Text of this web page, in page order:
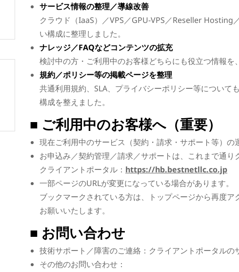
サービス情報の整理／導線改善
クラウド（IaaS）／VPS／GPU-VPS／Reseller Hosting
い構成に整理しました。
ナレッジ／FAQなどコンテンツの拡充
検討中の方・ご利用中のお客様どちらにも役立つ情報を
規約／ポリシー等の掲載ページを整理
共通利用規約、SLA、プライバシーポリシー等について
構成を整えました。
■ ご利用中のお客様へ（重要）
現在ご利用中のサービス（契約・請求・サポート等）の
お申込み／契約管理／請求／サポートは、これまで通り
クライアントポータル： https://hb.bestnetllc.co.jp
一部ページのURLが変更になっている場合があります。
ブックマークされている方は、トップページから再度
お願いいたします。
■ お問い合わせ
技術サポート／障害のご連絡：クライアントポータルの
その他のお問い合わせ：